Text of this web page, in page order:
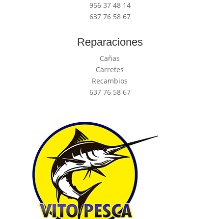
956 37 48 14
637 76 58 67
Reparaciones
Cañas
Carretes
Recambios
637 76 58 67